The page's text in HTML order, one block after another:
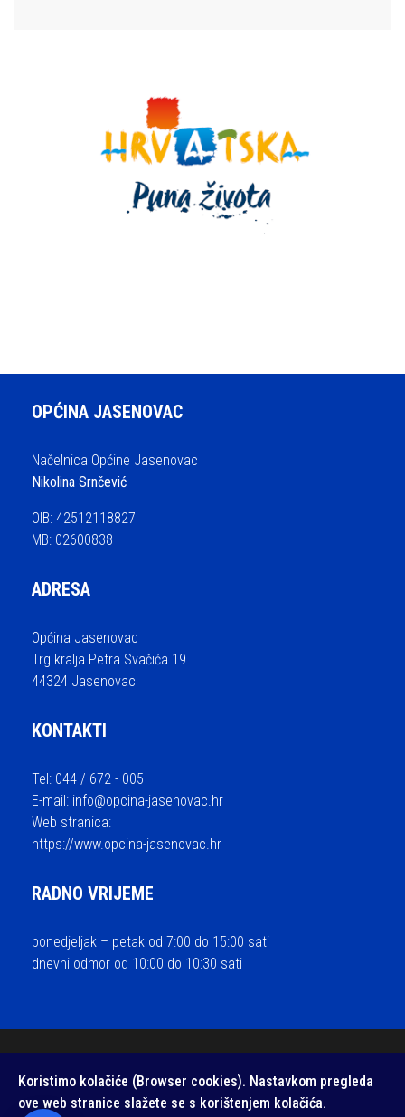
OPĆINA JASENOVAC
Načelnica Općine Jasenovac
Nikolina Srnčević
OIB: 42512118827
MB: 02600838
ADRESA
Općina Jasenovac
Trg kralja Petra Svačića 19
44324 Jasenovac
KONTAKTI
Tel: 044 / 672 - 005
E-mail: info@opcina-jasenovac.hr
Web stranica:
https://www.opcina-jasenovac.hr
RADNO VRIJEME
ponedjeljak – petak od 7:00 do 15:00 sati
dnevni odmor od 10:00 do 10:30 sati
Medialive
Koristimo kolačiće (Browser cookies). Nastavkom pregleda
ove web stranice slažete se s korištenjem kolačića.